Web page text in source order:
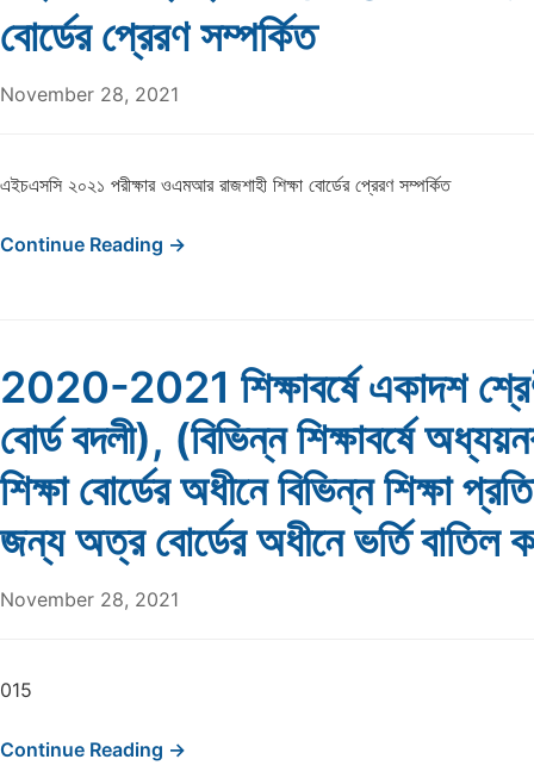
বোর্ডের প্রেরণ সম্পর্কিত
November 28, 2021
এইচএসসি ২০২১ পরীক্ষার ওএমআর রাজশাহী শিক্ষা বোর্ডের প্রেরণ সম্পর্কিত
Continue Reading →
2020-2021 শিক্ষাবর্ষে একাদশ
বোর্ড বদলী), (বিভিন্ন শিক্ষাবর্ষে
শিক্ষা বোর্ডের অধীনে বিভিন্ন শিক্ষা
জন্য অত্র বোর্ডের অধীনে ভর্তি বাতিল
November 28, 2021
015
Continue Reading →